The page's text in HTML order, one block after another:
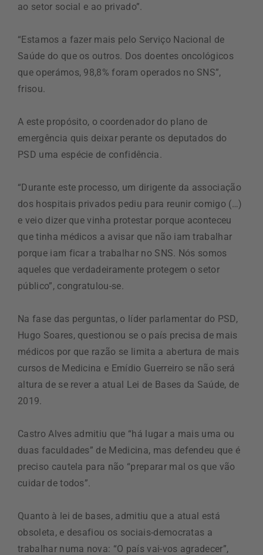
ao setor social e ao privado”.
“Estamos a fazer mais pelo Serviço Nacional de
Saúde do que os outros. Dos doentes oncológicos
que operámos, 98,8% foram operados no SNS”,
frisou.
A este propósito, o coordenador do plano de
emergência quis deixar perante os deputados do
PSD uma espécie de confidência.
“Durante este processo, um dirigente da associação
dos hospitais privados pediu para reunir comigo (…)
e veio dizer que vinha protestar porque aconteceu
que tinha médicos a avisar que não iam trabalhar
porque iam ficar a trabalhar no SNS. Nós somos
aqueles que verdadeiramente protegem o setor
público”, congratulou-se.
Na fase das perguntas, o líder parlamentar do PSD,
Hugo Soares, questionou se o país precisa de mais
médicos por que razão se limita a abertura de mais
cursos de Medicina e Emídio Guerreiro se não será
altura de se rever a atual Lei de Bases da Saúde, de
2019.
Castro Alves admitiu que “há lugar a mais uma ou
duas faculdades” de Medicina, mas defendeu que é
preciso cautela para não “preparar mal os que vão
cuidar de todos”.
Quanto à lei de bases, admitiu que a atual está
obsoleta, e desafiou os sociais-democratas a
trabalhar numa nova: “O país vai-vos agradecer”,